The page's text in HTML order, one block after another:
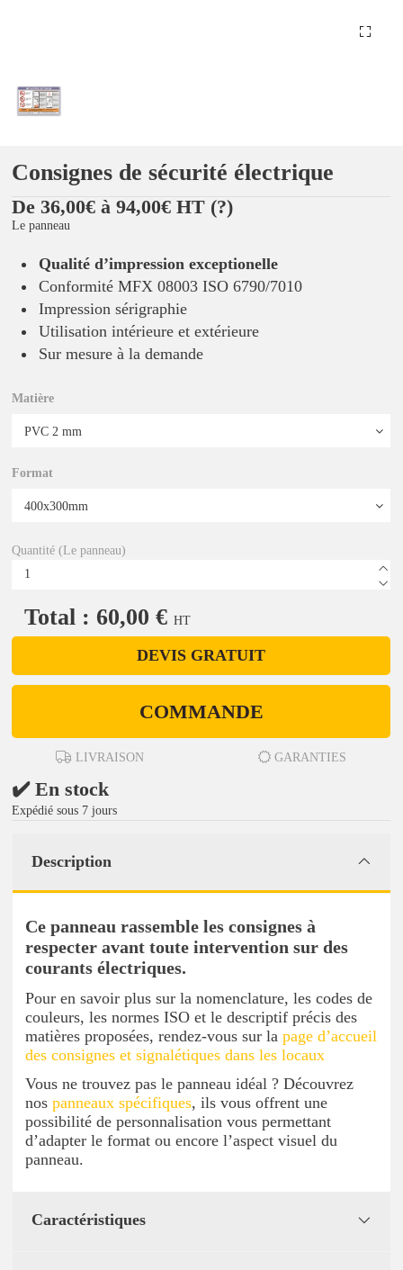
Consignes de sécurité électrique
De 36,00€ à 94,00€ HT (?)
Le panneau
Qualité d’impression exceptionelle
Conformité MFX 08003 ISO 6790/7010
Impression sérigraphie
Utilisation intérieure et extérieure
Sur mesure à la demande
Matière
Format
Quantité (Le panneau)
Total : 60,00 € HT
DEVIS GRATUIT
COMMANDE
LIVRAISON GARANTIES
✔️ En stock
Expédié sous 7 jours
Description
Ce panneau rassemble les consignes à
respecter avant toute intervention sur des
courants électriques.
Pour en savoir plus sur la nomenclature, les codes de
couleurs, les normes ISO et le descriptif précis des
matières proposées, rendez-vous sur la page d’accueil
des consignes et signalétiques dans les locaux
Vous ne trouvez pas le panneau idéal ? Découvrez
nos panneaux spécifiques, ils vous offrent une
possibilité de personnalisation vous permettant
d’adapter le format ou encore l’aspect visuel du
panneau.
Caractéristiques